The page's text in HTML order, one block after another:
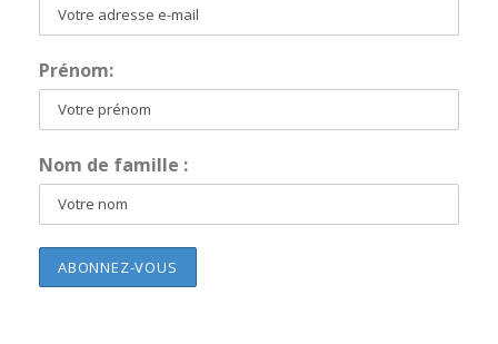
Prénom:
Nom de famille :